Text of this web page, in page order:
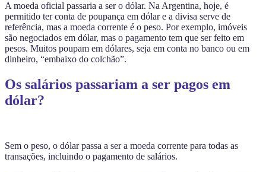
A moeda oficial passaria a ser o dólar. Na Argentina, hoje, é
permitido ter conta de poupança em dólar e a divisa serve de
referência, mas a moeda corrente é o peso. Por exemplo, imóveis
são negociados em dólar, mas o pagamento tem que ser feito em
pesos. Muitos poupam em dólares, seja em conta no banco ou em
dinheiro, “embaixo do colchão”.
Os salários passariam a ser pagos em
dólar?
Sem o peso, o dólar passa a ser a moeda corrente para todas as
transações, incluindo o pagamento de salários.